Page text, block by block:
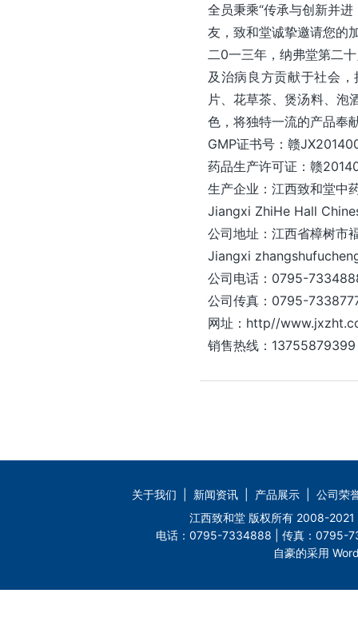
全员秉乘“传承与创新并
友，致和堂诚挚邀请您的
二0一三年，纳弗堂第二
及治病良方贡献于社会
片、花草茶、煲汤料、泡
色，将独特一流的产品奉
GMP证书号：赣
药品生产许可证：赣
生产企业：江西致和堂中
Jiangxi ZhiHe Hall
公司地址：江西省樟树市
Jiangxi
公司电话：0795-
公司传真：0795-
网址：http//
销售热线：13755879399
关于我们 新闻资讯 产品展示
公司荣
江西致和堂 版权所有 2008-
电话：0795-7334888 | 传真：0795-
自豪的采用